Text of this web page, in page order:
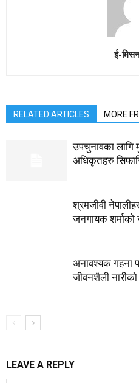
ई-
RELATED ARTICLES MORE
उपचुनावका लागि
अधिकृतहरु
श्रमजीवी
जनगायक शर्माको
अनावश्यक गहना
जीवनशैली
LEAVE A REPLY